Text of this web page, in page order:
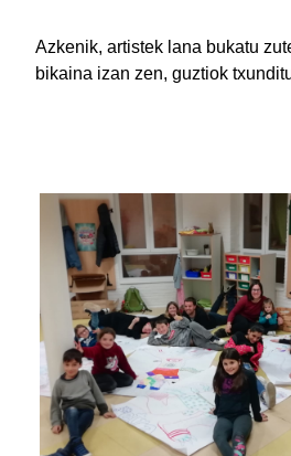
Azkenik, artistek lana bukatu
bikaina izan zen, guztiok